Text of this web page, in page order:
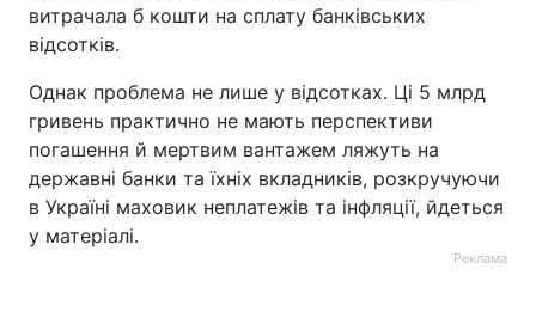
витрачала б кошти на сплату банківських
відсотків.
Однак проблема не лише у відсотках. Ці 5 млрд
гривень практично не мають перспективи
погашення й мертвим вантажем ляжуть на
державні банки та їхніх вкладників, розкручуючи
в Україні маховик неплатежів та інфляції, йдеться
у матеріалі.
Реклама